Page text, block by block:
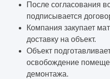
После согласования
подписывается
Компания закупает
доставку на объект.
Объект
освобождение
демонтажа.